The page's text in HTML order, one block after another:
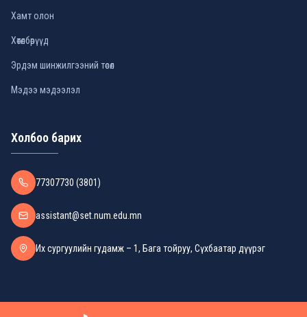
Хамт олон
Хөтөлбөрүүд
Эрдэм шинжилгээний төсөл
Мэдээ мэдээлэл
Холбоо барих
77307730 (3801)
assistant@set.num.edu.mn
Их сургуулийн гудамж – 1, Бага тойруу, Сүхбаатар дүүрэг